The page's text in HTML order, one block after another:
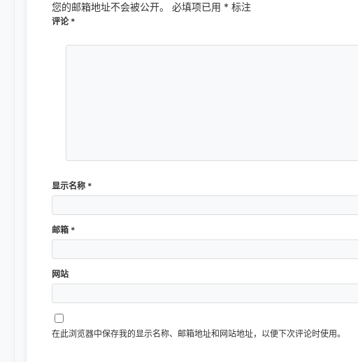
您的邮箱地址不会被公开。 必填项已用 * 标注
评论 *
显示名称 *
邮箱 *
网站
在此浏览器中保存我的显示名称、邮箱地址和网站地址，以便下次评论时使用。